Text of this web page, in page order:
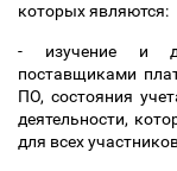
которых являются:
- изучение и
поставщиками
ПО, состояния
деятельности,
для всех